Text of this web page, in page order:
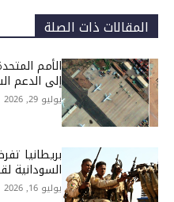
المقالات ذات الصلة
الأمم
إلى الدعم
يوليو 29, 2026
بريطانيا
السودانية
يوليو 16, 2026